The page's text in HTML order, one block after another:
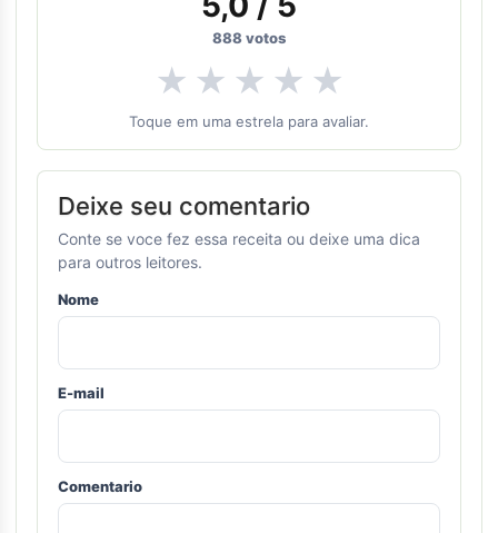
888votos
★ ★ ★ ★ ★
Toque em uma estrela para avaliar.
Deixe seu comentario
Conte se voce fez essa receita ou deixe uma dica
para outros leitores.
Nome
E-mail
Comentario